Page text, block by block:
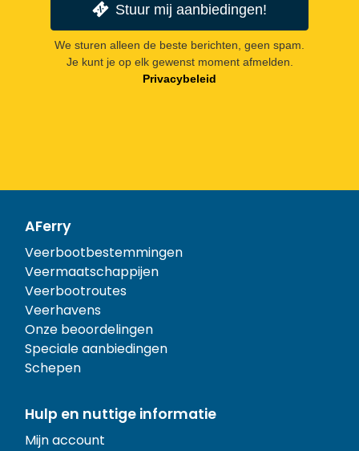
Stuur mij aanbiedingen!
We sturen alleen de beste berichten, geen spam.
Je kunt je op elk gewenst moment afmelden.
Privacybeleid
AFerry
Veerbootbestemmingen
Veermaatschappijen
Veerbootroutes
Veerhavens
Onze beoordelingen
Speciale aanbiedingen
Schepen
Hulp en nuttige informatie
Mijn account